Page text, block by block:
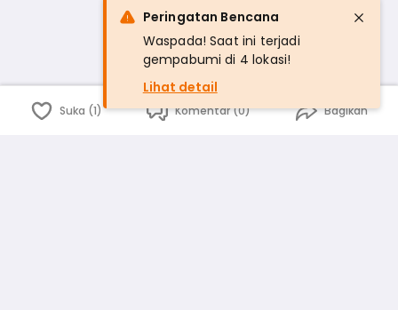
Suka (1) Komentar (0) Bagikan
Peringatan Bencana
Waspada! Saat ini terjadi
gempabumi di 4 lokasi!
Lihat detail